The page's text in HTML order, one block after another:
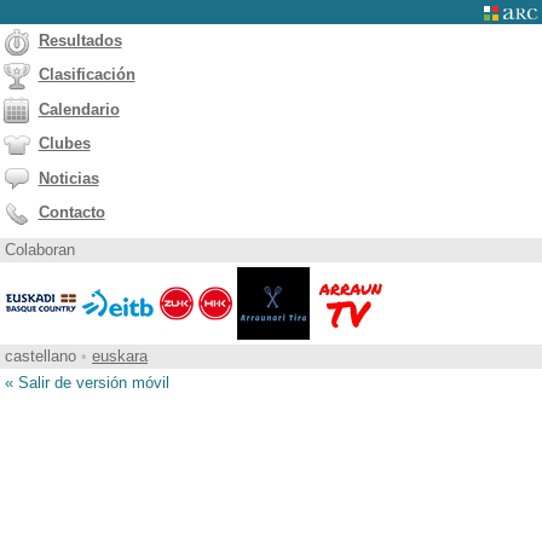
Resultados
Clasificación
Calendario
Clubes
Noticias
Contacto
Colaboran
castellano • euskara
« Salir de versión móvil